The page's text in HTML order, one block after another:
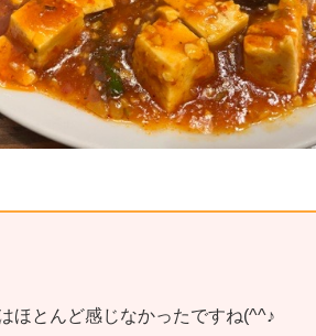
ほとんど感じなかったですね(^^♪